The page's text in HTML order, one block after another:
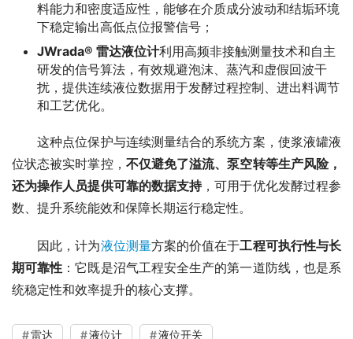
料能力和密度适应性，能够在介质成分波动和结垢环境
下稳定输出高低点位报警信号；
JWrada® 雷达液位计利用高频非接触测量技术和自主
研发的信号算法，有效规避泡沫、蒸汽和虚假回波干
扰，提供连续液位数据用于发酵过程控制、进出料调节
和工艺优化。
这种点位保护与连续测量结合的系统方案，使浆液罐液
位状态被实时掌控， 不仅避免了溢流、泵空转等生产风险，
还为操作人员提供可靠的数据支持，可用于优化发酵过程参
数、提升系统能效和保障长期运行稳定性。
因此，计为液位测量方案的价值在于工程可执行性与长
期可靠性 ：它既是沼气工程安全生产的第一道防线，也是系
统稳定性和效率提升的核心支撑。
雷达 液位计 液位开关